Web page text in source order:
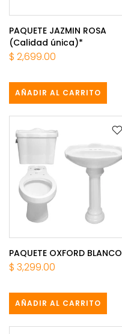
PAQUETE JAZMIN ROSA
(Calidad única)*
$ 2,699.00
AÑADIR AL CARRITO
PAQUETE OXFORD BLANCO
$ 3,299.00
AÑADIR AL CARRITO